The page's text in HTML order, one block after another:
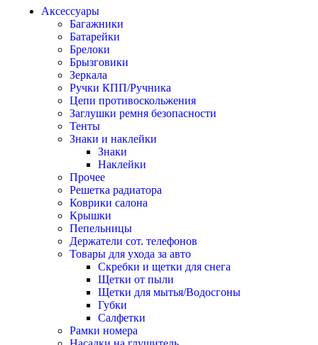
Аксессуары
Багажники
Батарейки
Брелоки
Брызговики
Зеркала
Ручки КПП/Ручника
Цепи противоскольжения
Заглушки ремня безопасности
Тенты
Знаки и наклейки
Знаки
Наклейки
Прочее
Решетка радиатора
Коврики салона
Крышки
Пепельницы
Держатели сот. телефонов
Товары для ухода за авто
Скребки и щетки для снега
Щетки от пыли
Щетки для мытья/Водосгоны
Губки
Салфетки
Рамки номера